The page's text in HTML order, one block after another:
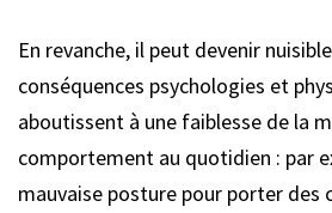
En revanche, il peut devenir
conséquences psychologies et
aboutissent à une faiblesse de la
comportement au quotidien : par
mauvaise posture pour porter des